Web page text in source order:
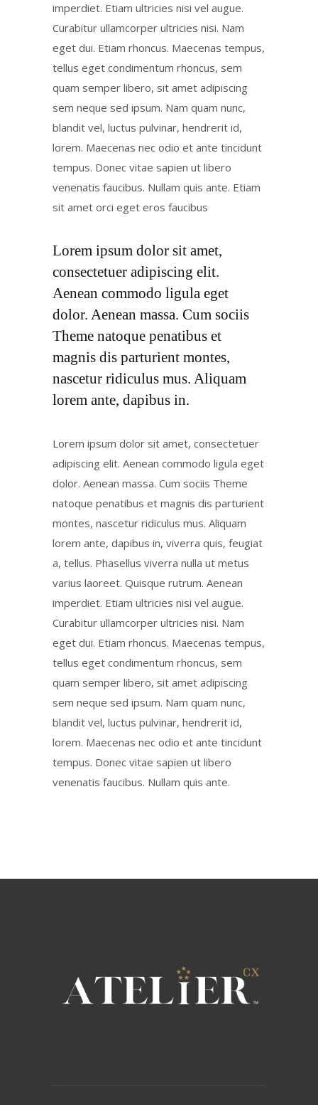
imperdiet. Etiam ultricies nisi vel augue.
Curabitur ullamcorper ultricies nisi. Nam
eget dui. Etiam rhoncus. Maecenas tempus,
tellus eget condimentum rhoncus, sem
quam semper libero, sit amet adipiscing
sem neque sed ipsum. Nam quam nunc,
blandit vel, luctus pulvinar, hendrerit id,
lorem. Maecenas nec odio et ante tincidunt
tempus. Donec vitae sapien ut libero
venenatis faucibus. Nullam quis ante. Etiam
sit amet orci eget eros faucibus
Lorem ipsum dolor sit amet,
consectetuer adipiscing elit.
Aenean commodo ligula eget
dolor. Aenean massa. Cum sociis
Theme natoque penatibus et
magnis dis parturient montes,
nascetur ridiculus mus. Aliquam
lorem ante, dapibus in.
Lorem ipsum dolor sit amet, consectetuer
adipiscing elit. Aenean commodo ligula eget
dolor. Aenean massa. Cum sociis Theme
natoque penatibus et magnis dis parturient
montes, nascetur ridiculus mus. Aliquam
lorem ante, dapibus in, viverra quis, feugiat
a, tellus. Phasellus viverra nulla ut metus
varius laoreet. Quisque rutrum. Aenean
imperdiet. Etiam ultricies nisi vel augue.
Curabitur ullamcorper ultricies nisi. Nam
eget dui. Etiam rhoncus. Maecenas tempus,
tellus eget condimentum rhoncus, sem
quam semper libero, sit amet adipiscing
sem neque sed ipsum. Nam quam nunc,
blandit vel, luctus pulvinar, hendrerit id,
lorem. Maecenas nec odio et ante tincidunt
tempus. Donec vitae sapien ut libero
venenatis faucibus. Nullam quis ante.